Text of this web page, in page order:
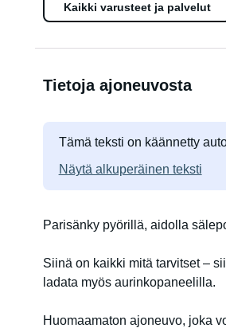
Kaikki varusteet ja palvelut
Tietoja ajoneuvosta
Tämä teksti on käännetty
Näytä alkuperäinen teksti
Parisänky pyörillä, aidolla
Siinä on kaikki mitä tarvitset –
ladata myös aurinkopaneelilla.
Huomaamaton ajoneuvo, joka